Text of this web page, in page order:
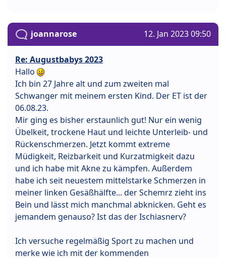
joannarose 12. Jan 2023 09:50
Re: Augustbabys 2023
Hallo
Ich bin 27 Jahre alt und zum zweiten mal
Schwanger mit meinem ersten Kind. Der ET ist der
06.08.23.
Mir ging es bisher erstaunlich gut! Nur ein wenig
Übelkeit, trockene Haut und leichte Unterleib- und
Rückenschmerzen. Jetzt kommt extreme
Müdigkeit, Reizbarkeit und Kurzatmigkeit dazu
und ich habe mit Akne zu kämpfen. Außerdem
habe ich seit neuestem mittelstarke Schmerzen in
meiner linken Gesäßhälfte... der Schemrz zieht ins
Bein und lässt mich manchmal abknicken. Geht es
jemandem genauso? Ist das der Ischiasnerv?
Ich versuche regelmäßig Sport zu machen und
merke wie ich mit der kommenden